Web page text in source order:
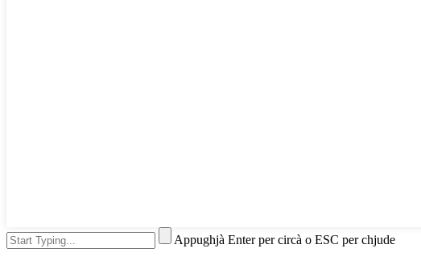
Appughjà Enter per circà o ESC per chjude